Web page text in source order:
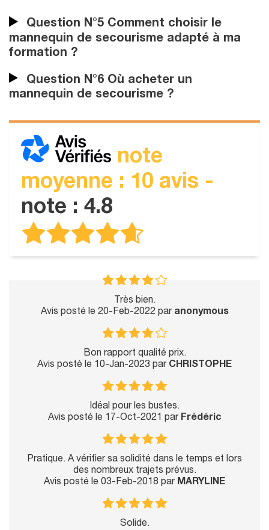
Question N°5 Comment choisir le
mannequin de secourisme adapté à ma
formation ?
Question N°6 Où acheter un
mannequin de secourisme ?
note
moyenne : 10 avis -
note : 4.8
Très bien.
Avis posté le 20-Feb-2022 par anonymous
Bon rapport qualité prix.
Avis posté le 10-Jan-2023 par CHRISTOPHE
Idéal pour les bustes.
Avis posté le 17-Oct-2021 par Frédéric
Pratique. A vérifier sa solidité dans le temps et lors
des nombreux trajets prévus.
Avis posté le 03-Feb-2018 par MARYLINE
Solide.